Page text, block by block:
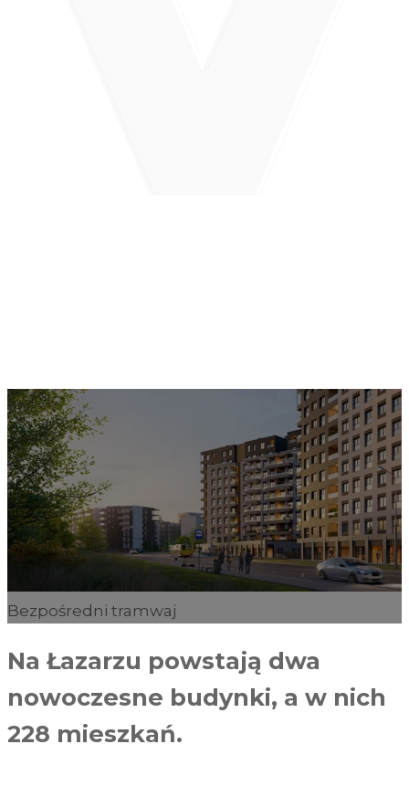
Bezpośredni tramwaj
Na Łazarzu powstają dwa
nowoczesne budynki, a w nich
228 mieszkań.